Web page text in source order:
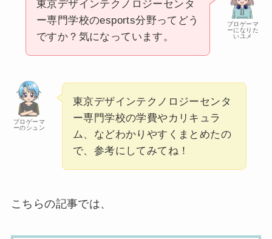
プロゲーマ
ーになりた
いユメ
東京デザインテクノロジーセンタ
ー専門学校のesports分野ってどう
ですか？気になっています。
プロゲーマ
ーのシュン
東京デザインテクノロジーセンタ
ー専門学校の学費やカリキュラ
ム、などわかりやすくまとめたの
で、参考にしてみてね！
こちらの記事では、